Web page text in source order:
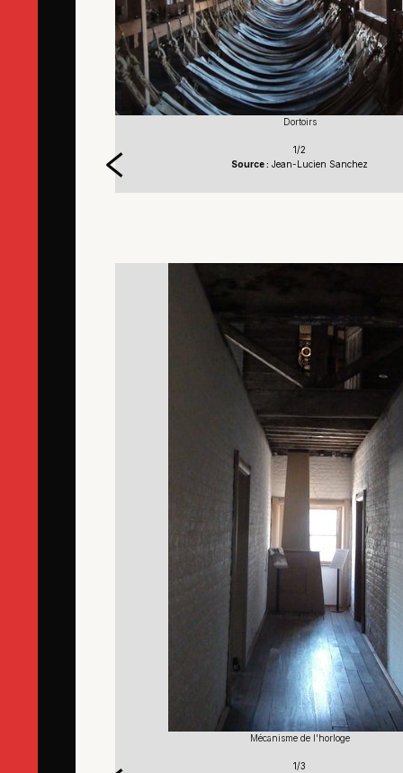
Dortoirs
1/2
Source : Jean-Lucien Sanchez
Mécanisme de l'horloge
1/3